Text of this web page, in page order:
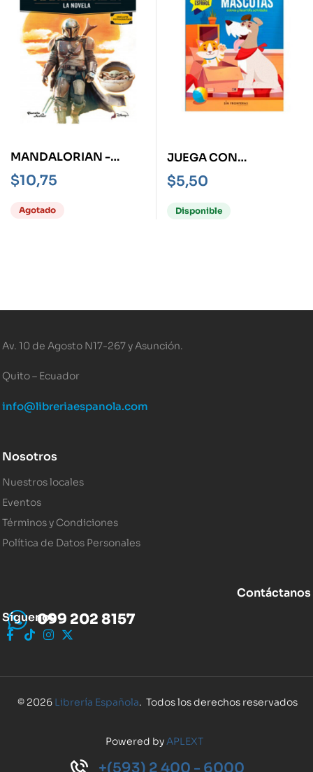
MANDALORIAN -
NOVELA-
$10,75
Agotado
JUEGA CON
MASCOTAS
$5,50
Disponible
Av. 10 de Agosto N17-267 y Asunción.
Quito – Ecuador
info@libreriaespanola.com
Nosotros
Nuestros locales
Eventos
Términos y Condiciones
Política de Datos Personales
Contáctanos
099 202 8157
Síguenos
© 2026 Librería Española. Todos los derechos reservados
Powered byAPLEXT
+(593) 2 400 - 6000